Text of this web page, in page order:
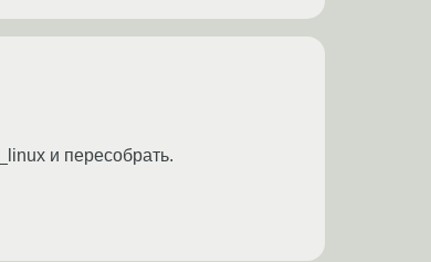
и пересобрать.